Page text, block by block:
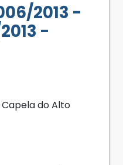
2013 -
-
do Alto